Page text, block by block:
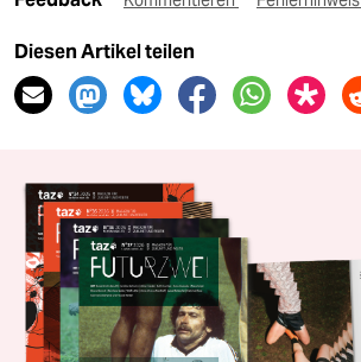
Diesen Artikel teilen